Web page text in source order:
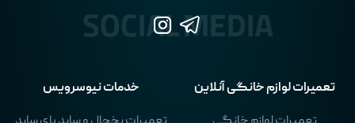
تعمیرات لوازم خانگی آنلاین
خدمات نیوسرویس